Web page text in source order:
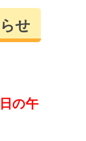
せ
の午